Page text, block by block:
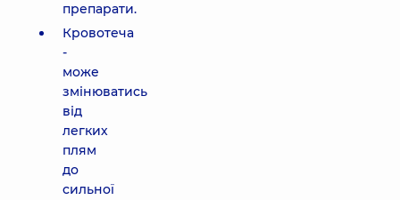
препарати.
Кровотеча
-
може
змінюватись
від
легких
плям
до
сильної